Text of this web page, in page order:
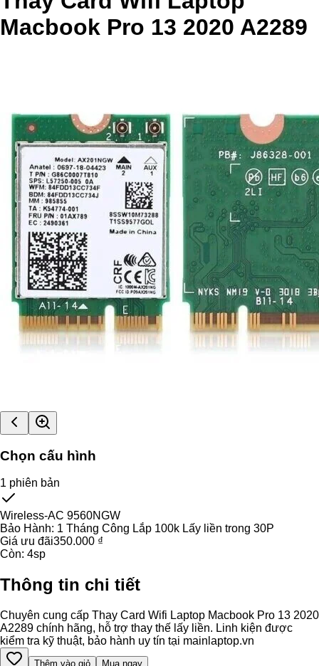
Macbook Pro 13 2020 A2289
Chọn cấu hình
1 phiên bản
Wireless-AC 9560NGW
Bảo Hành: 1 Tháng Công Lắp 100k Lấy liền trong 30P
Giá ưu đãi350.000 ₫
Còn: 4sp
Thông tin chi tiết
Chuyên cung cấp Thay Card Wifi Laptop Macbook Pro 13 2020
A2289 chính hãng, hỗ trợ thay thế lấy liền. Linh kiện được
kiểm tra kỹ thuật, bảo hành uy tín tại mainlaptop.vn
Thêm vào giỏ Mua ngay